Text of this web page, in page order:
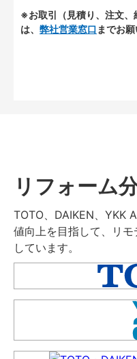
※お取引（見積り、注文、
は、 弊社営業窓口 までお願
リフォーム
TOTO、DAIKEN、YKK
値向上を目指して、リ
しています。